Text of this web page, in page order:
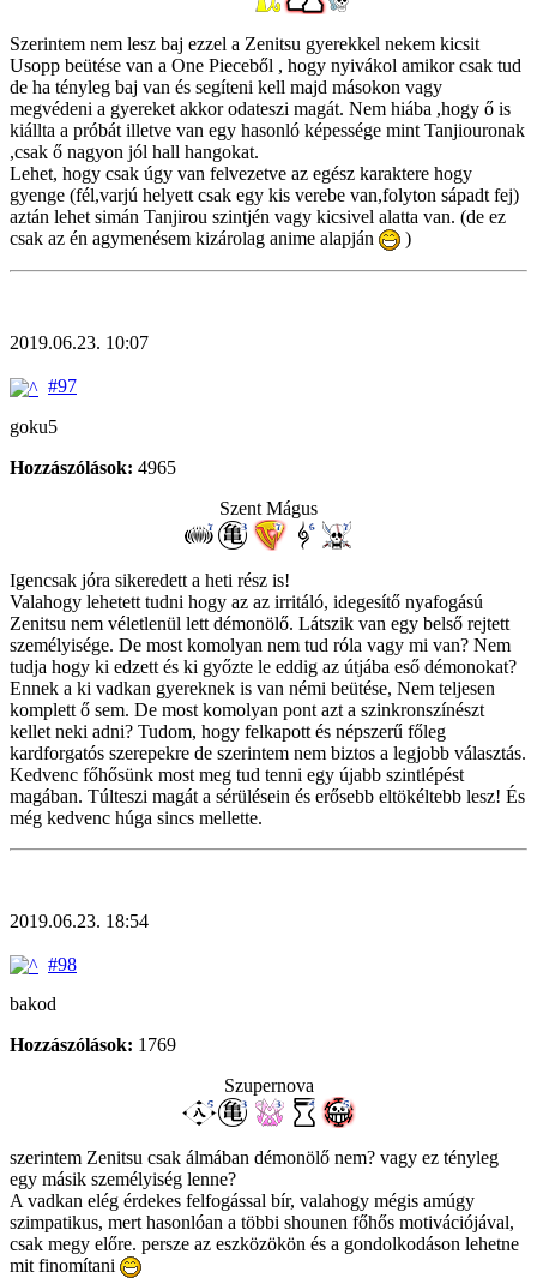
Szerintem nem lesz baj ezzel a Zenitsu gyerekkel nekem kicsit
Usopp beütése van a One Pieceből , hogy nyivákol amikor csak tud
de ha tényleg baj van és segíteni kell majd másokon vagy
megvédeni a gyereket akkor odateszi magát. Nem hiába ,hogy ő is
kiállta a próbát illetve van egy hasonló képessége mint Tanjiouronak
,csak ő nagyon jól hall hangokat.
Lehet, hogy csak úgy van felvezetve az egész karaktere hogy
gyenge (fél,varjú helyett csak egy kis verebe van,folyton sápadt fej)
aztán lehet simán Tanjirou szintjén vagy kicsivel alatta van. (de ez
csak az én agymenésem kizárolag anime alapján
)
2019.06.23. 10:07
#97
goku5
Hozzászólások: 4965
Szent Mágus
Igencsak jóra sikeredett a heti rész is!
Valahogy lehetett tudni hogy az az irritáló, idegesítő nyafogású
Zenitsu nem véletlenül lett démonölő. Látszik van egy belső rejtett
személyisége. De most komolyan nem tud róla vagy mi van? Nem
tudja hogy ki edzett és ki győzte le eddig az útjába eső démonokat?
Ennek a ki vadkan gyereknek is van némi beütése, Nem teljesen
komplett ő sem. De most komolyan pont azt a szinkronszínészt
kellet neki adni? Tudom, hogy felkapott és népszerű főleg
kardforgatós szerepekre de szerintem nem biztos a legjobb választás.
Kedvenc főhősünk most meg tud tenni egy újabb szintlépést
magában. Túlteszi magát a sérülésein és erősebb eltökéltebb lesz! És
még kedvenc húga sincs mellette.
2019.06.23. 18:54
#98
bakod
Hozzászólások: 1769
Szupernova
szerintem Zenitsu csak álmában démonölő nem? vagy ez tényleg
egy másik személyiség lenne?
A vadkan elég érdekes felfogással bír, valahogy mégis amúgy
szimpatikus, mert hasonlóan a többi shounen főhős motivációjával,
csak megy előre. persze az eszközökön és a gondolkodáson lehetne
mit finomítani